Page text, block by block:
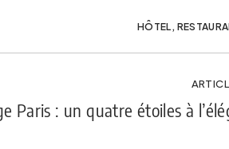
HÔTEL ,
Paris : un quatre étoiles à